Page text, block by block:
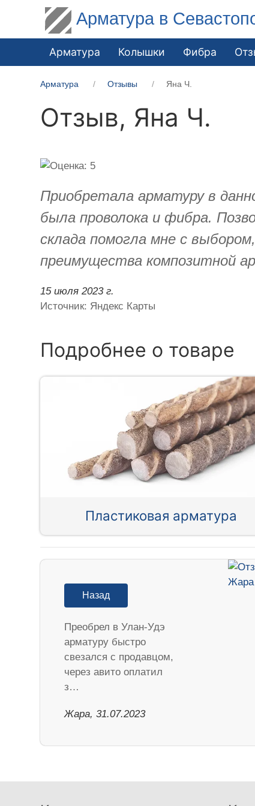
Арматура в
Арматура Колышки Фибра
Арматура Отзывы Яна Ч.
Отзыв, Яна Ч.
Приобретала арматуру в
была проволока и фибра.
склада помогла мне с
преимущества композитной
15 июля 2023 г.
Источник: Яндекс Карты
Подробнее о товаре
Пластиковая арматура
Назад
Преобрел в Улан-Удэ
арматуру быстро
свезался с продавцом,
через авито оплатил
з…
Жара, 31.07.2023